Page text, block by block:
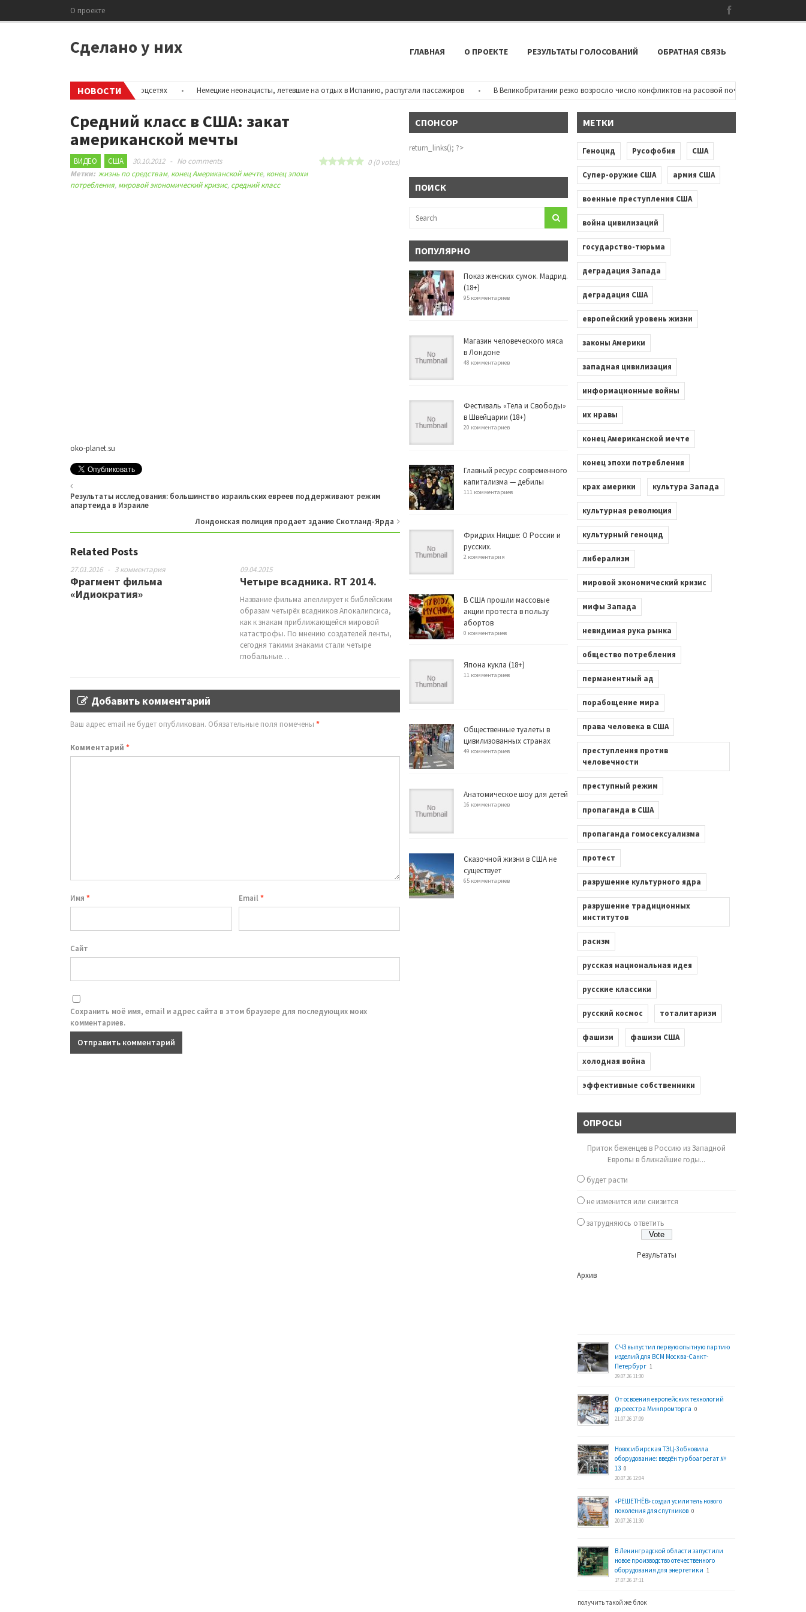
О проекте
Сделано у них ГЛАВНАЯ О ПРОЕКТЕ РЕЗУЛЬТАТЫ ГОЛОСОВАНИЙ ОБРАТНАЯ СВЯЗЬ
НОВОСТИ
информацию об аккаунтах в соцсетях • Немецкие неонацисты, летевшие на отдых в Испанию, распугали пассажиров • В Великобритании резко возросло число конфликтов на расовой почве: чернокожие дети
Средний класс в США: закат
американской мечты
ВИДЕО США 30.10.2012 - No comments 0(0votes)
Метки: жизнь по средствам, конец Американской мечте, конец эпохи
потребления, мировой экономический кризис, средний класс
oko-planet.su
Результаты исследования: большинство израильских евреев поддерживают режим
апартеида в Израиле
Лондонская полиция продает здание Скотланд-Ярда
Related Posts
27.01.2016 - 3 комментария
Фрагмент фильма
«Идиократия»
09.04.2015
Четыре всадника. RT 2014.
Название фильма апеллирует к библейским
образам четырёх всадников Апокалипсиса,
как к знакам приближающейся мировой
катастрофы. По мнению создателей ленты,
сегодня такими знаками стали четыре
глобальные…
Добавить комментарий
Ваш адрес email не будет опубликован. Обязательные поля помечены *
Комментарий *
Имя * Email*
Сайт
Сохранить моё имя, email и адрес сайта в этом браузере для последующих моих
комментариев.
СПОНСОР
return_links(); ?>
ПОИСК
ПОПУЛЯРНО
Показ женских сумок. Мадрид.
(18+)
95 комментариев
Магазин человеческого мяса
в Лондоне
48 комментариев
Фестиваль «Тела и Свободы»
в Швейцарии (18+)
20 комментариев
Главный ресурс современного
капитализма — дебилы
111 комментариев
Фридрих Ницше: О России и
русских.
2 комментария
В США прошли массовые
акции протеста в пользу
абортов
0 комментариев
Япона кукла (18+)
11 комментариев
Общественные туалеты в
цивилизованных странах
49 комментариев
Анатомическое шоу для детей
16 комментариев
Сказочной жизни в США не
существует
65 комментариев
МЕТКИ
Геноцид Русофобия США
Супер-оружие США армия США
военные преступления США
война цивилизаций
государство-тюрьма
деградация Запада
деградация США
европейский уровень жизни
законы Америки
западная цивилизация
информационные войны
их нравы
конец Американской мечте
конец эпохи потребления
крах америки культура Запада
культурная революция
культурный геноцид
либерализм
мировой экономический кризис
мифы Запада
невидимая рука рынка
общество потребления
перманентный ад
порабощение мира
права человека в США
преступления против
человечности
преступный режим
пропаганда в США
пропаганда гомосексуализма
протест
разрушение культурного ядра
разрушение традиционных
институтов
расизм
русская национальная идея
русские классики
русский космос тоталитаризм
фашизм фашизм США
холодная война
эффективные собственники
ОПРОСЫ
Приток беженцев в Россию из Западной
Европы в ближайшие годы...
будет расти
не изменится или снизится
затрудняюсь ответить
Результаты
Архив
СЧЗ выпустил первую опытную партию
изделий для ВСМ Москва-Санкт-
Петербург 1
29.07.26 11:30
От освоения европейских технологий
до реестра Минпромторга 0
21.07.26 17:09
Новосибирская ТЭЦ-3 обновила
оборудование: введён турбоагрегат №
13 0
20.07.26 12:04
«РЕШЕТНЁВ» создал усилитель нового
поколения для спутников 0
20.07.26 11:30
В Ленинградской области запустили
новое производство отечественного
оборудования для энергетики 1
17.07.26 17:11
получить такой же блок